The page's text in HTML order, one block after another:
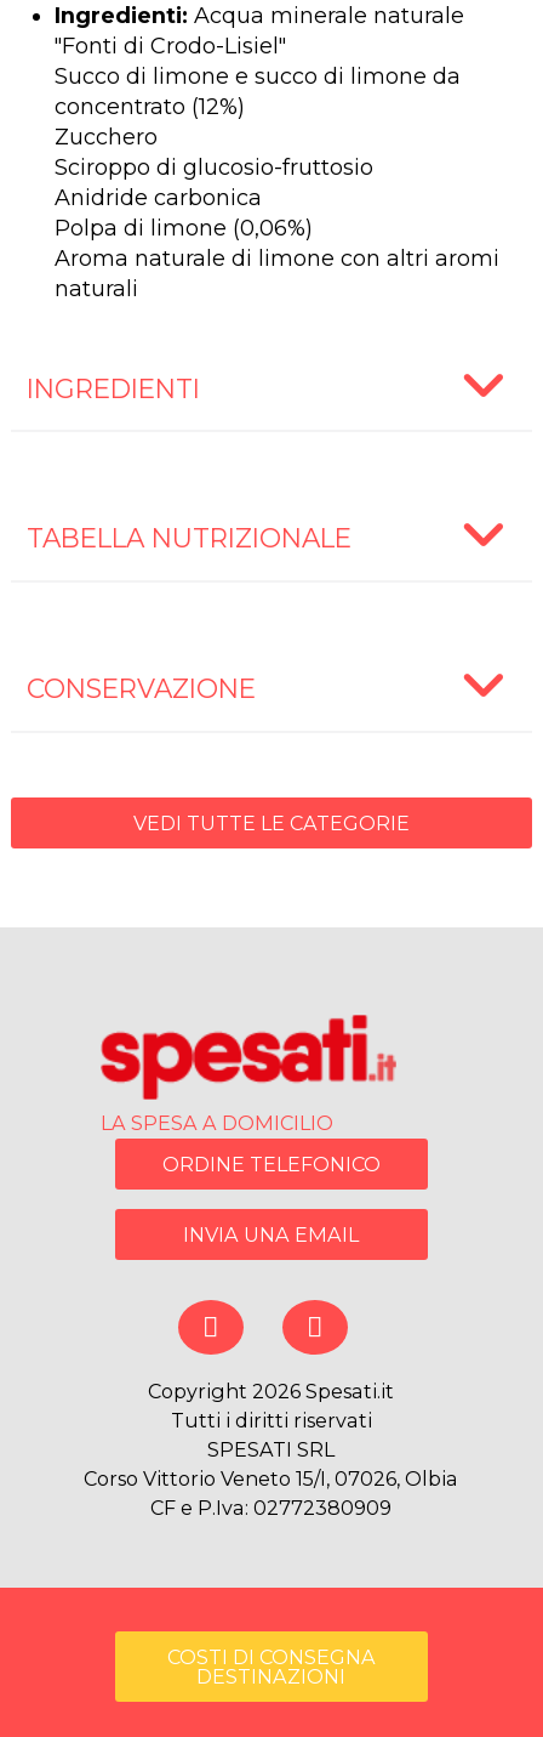
Ingredienti: Acqua minerale naturale
"Fonti di Crodo-Lisiel"
Succo di limone e succo di limone da
concentrato (12%)
Zucchero
Sciroppo di glucosio-fruttosio
Anidride carbonica
Polpa di limone (0,06%)
Aroma naturale di limone con altri aromi
naturali
INGREDIENTI
TABELLA NUTRIZIONALE
CONSERVAZIONE
VEDI TUTTE LE CATEGORIE
LA SPESA A DOMICILIO
ORDINE TELEFONICO
INVIA UNA EMAIL
Copyright 2026 Spesati.it
Tutti i diritti riservati
SPESATI SRL
Corso Vittorio Veneto 15/I, 07026, Olbia
CF e P.Iva: 02772380909
COSTI DI CONSEGNA
DESTINAZIONI